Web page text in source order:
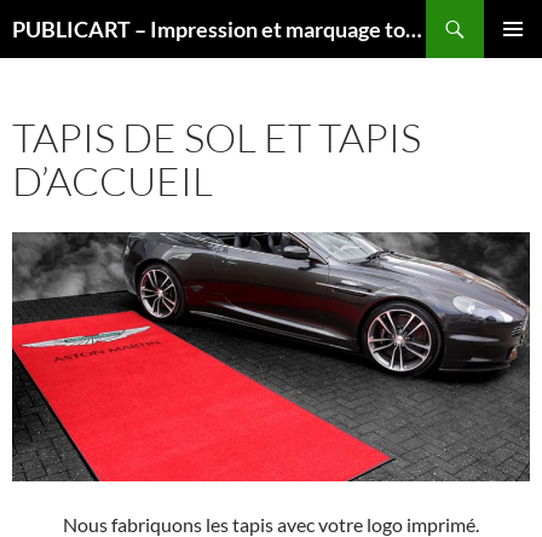
au
PUBLICART – Impression et marquage tous supports
TAPIS DE SOL ET TAPIS
D’ACCUEIL
Nous fabriquons les tapis avec votre logo imprimé.